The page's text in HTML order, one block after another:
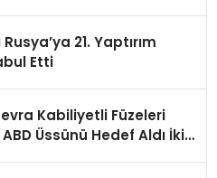
21. Yaptırım
Etti
Kabiliyetli Füzeleri
Üssünü Hedef Aldı İki